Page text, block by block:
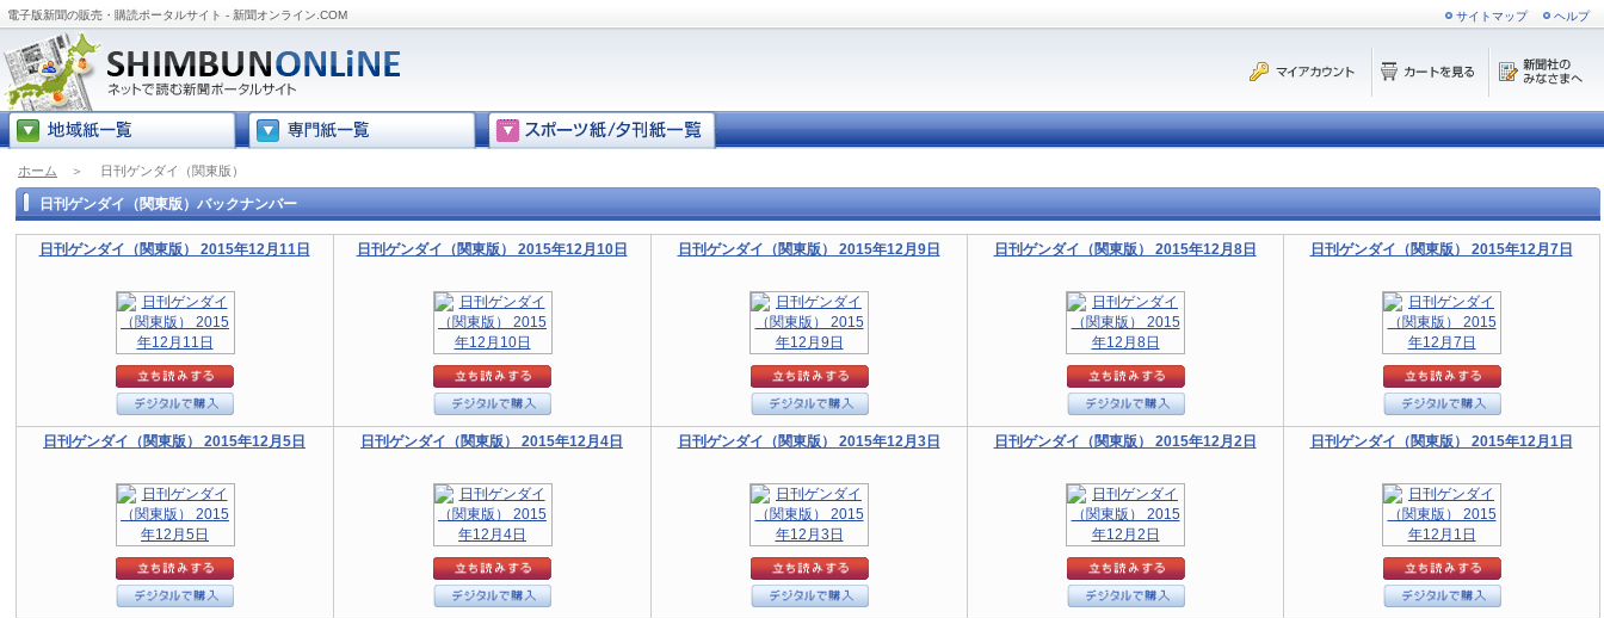
電子版新聞の販売・購読ポータルサイト - 新聞オンライン.COM サイトマップ ヘルプ
ホーム ＞ 日刊ゲンダイ（関東版）
日刊ゲンダイ（関東版）バックナンバー
日刊ゲンダイ（関東版） 2015年12月11日 日刊ゲンダイ（関東版） 2015年12月10日 日刊ゲンダイ（関東版） 2015年12月9日 日刊ゲンダイ（関東版） 2015年12月8日 日刊ゲンダイ（関東版） 2015年12月7日
日刊ゲンダイ（関東版） 2015年12月5日 日刊ゲンダイ（関東版） 2015年12月4日 日刊ゲンダイ（関東版） 2015年12月3日 日刊ゲンダイ（関東版） 2015年12月2日 日刊ゲンダイ（関東版） 2015年12月1日